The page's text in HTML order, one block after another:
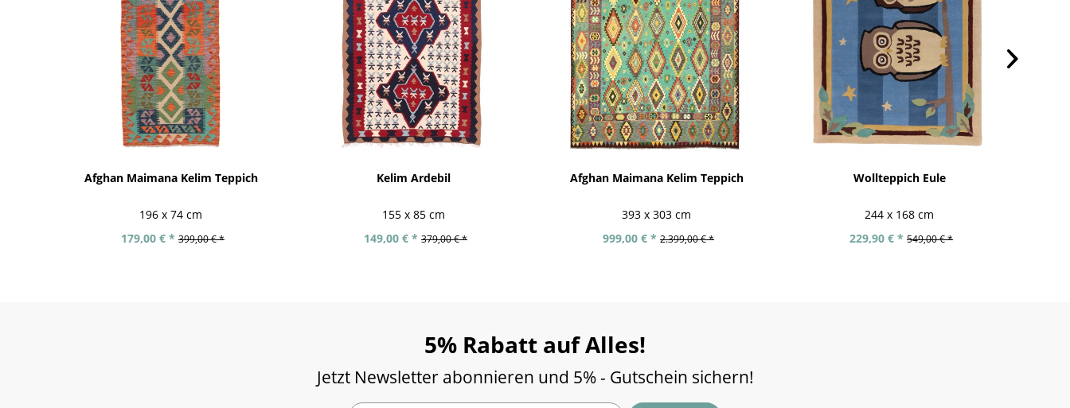
Afghan Maimana Kelim Teppich
196 x 74 cm
179,00 € * 399,00 € *
Kelim Ardebil
155 x 85 cm
149,00 € * 379,00 € *
Afghan Maimana Kelim Teppich
393 x 303 cm
999,00 € * 2.399,00 € *
Wollteppich Eule
244 x 168 cm
229,90 € * 549,00 € *
5% Rabatt auf Alles!
Jetzt Newsletter abonnieren und 5% - Gutschein sichern!